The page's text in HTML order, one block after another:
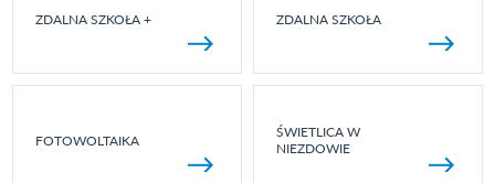
ZDALNA SZKOŁA + ZDALNA SZKOŁA
FOTOWOLTAIKA
ŚWIETLICA W
NIEZDOWIE